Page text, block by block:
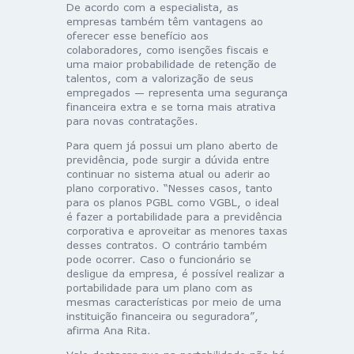
De acordo com a especialista, as
empresas também têm vantagens ao
oferecer esse benefício aos
colaboradores, como isenções fiscais e
uma maior probabilidade de retenção de
talentos, com a valorização de seus
empregados — representa uma segurança
financeira extra e se torna mais atrativa
para novas contratações.
Para quem já possui um plano aberto de
previdência, pode surgir a dúvida entre
continuar no sistema atual ou aderir ao
plano corporativo. “Nesses casos, tanto
para os planos PGBL como VGBL, o ideal
é fazer a portabilidade para a previdência
corporativa e aproveitar as menores taxas
desses contratos. O contrário também
pode ocorrer. Caso o funcionário se
desligue da empresa, é possível realizar a
portabilidade para um plano com as
mesmas características por meio de uma
instituição financeira ou seguradora”,
afirma Ana Rita.